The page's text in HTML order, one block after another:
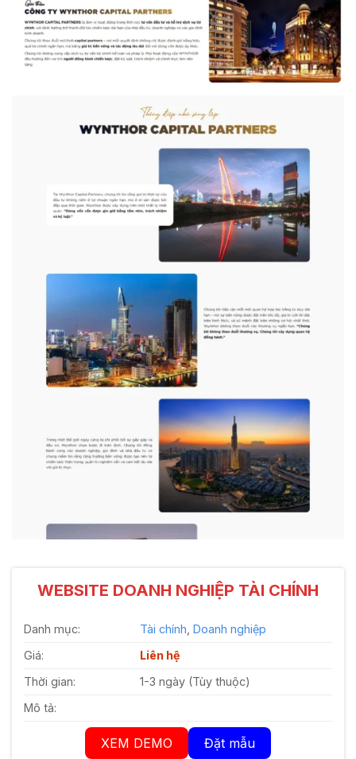
WEBSITE DOANH NGHIỆP TÀI CHÍNH
Danh mục: Tài chính ,Doanh nghiệp
Giá:
Liên hệ
Thời gian:
1-3 ngày (Tùy thuộc)
Mô tả:
XEM DEMO Đặt mẫu